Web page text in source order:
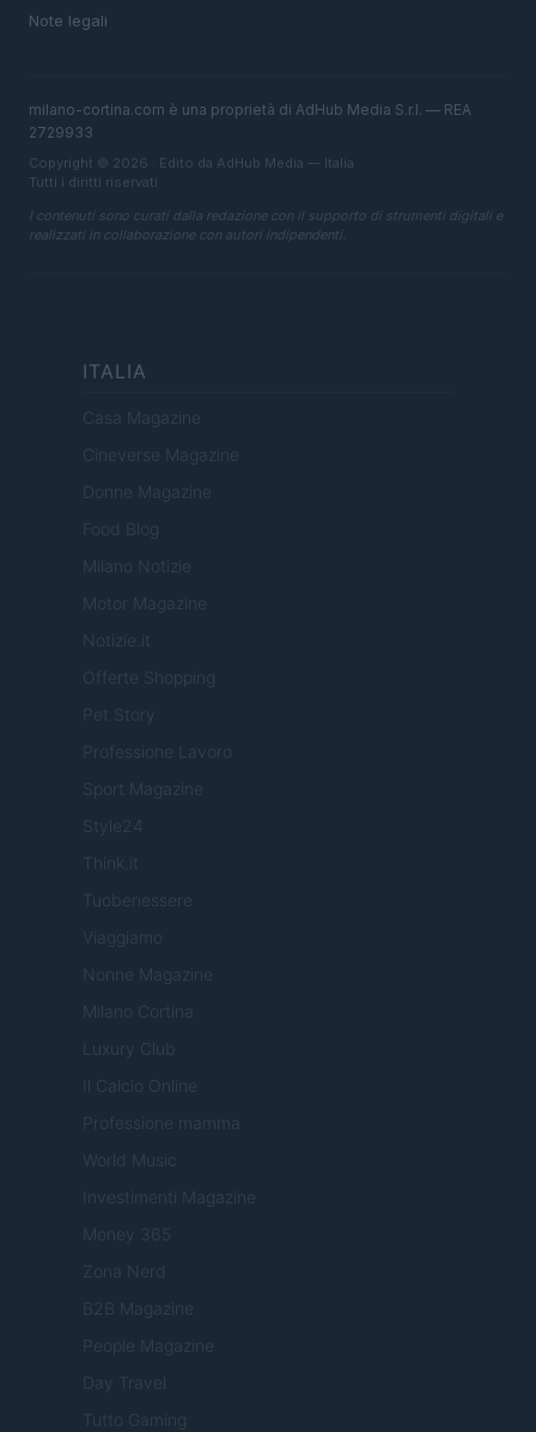
Note legali
milano-cortina.com è una proprietà di AdHub Media S.r.l. — REA
2729933
Copyright © 2026 · Edito da AdHub Media — Italia
Tutti i diritti riservati
I contenuti sono curati dalla redazione con il supporto di strumenti digitali e
realizzati in collaborazione con autori indipendenti.
ITALIA
Casa Magazine
Cineverse Magazine
Donne Magazine
Food Blog
Milano Notizie
Motor Magazine
Notizie.it
Offerte Shopping
Pet Story
Professione Lavoro
Sport Magazine
Style24
Think.it
Tuobenessere
Viaggiamo
Nonne Magazine
Milano Cortina
Luxury Club
Il Calcio Online
Professione mamma
World Music
Investimenti Magazine
Money 365
Zona Nerd
B2B Magazine
People Magazine
Day Travel
Tutto Gaming